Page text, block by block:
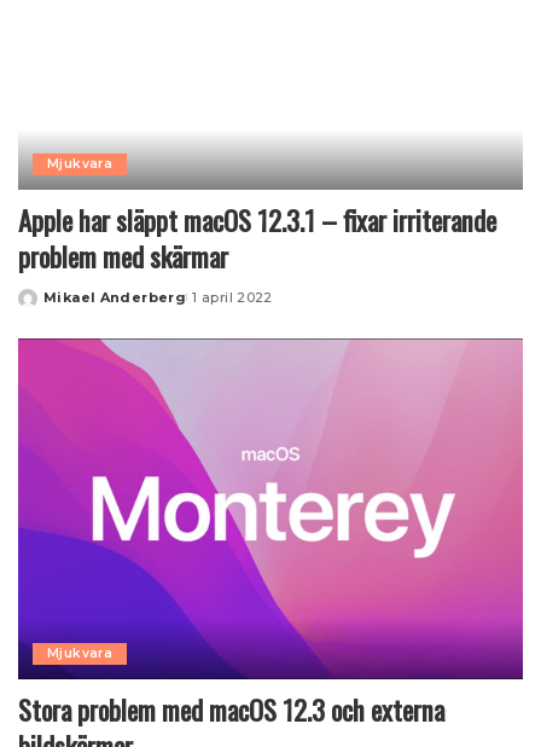
Mjukvara
Apple har släppt macOS 12.3.1 – fixar irriterande
problem med skärmar
Posted
Mikael Anderberg 1 april 2022
Mjukvara
Stora problem med macOS 12.3 och externa